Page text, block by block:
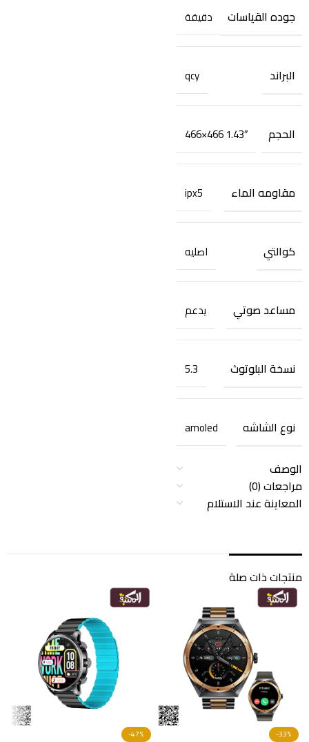
جوده القياسات دقيقة
البراند qcy
الحجم 1.43″ 466×466
مقاومه الماء ipx5
كوالتي اصليه
مساعد صوتي يدعم
نسخة البلوتوث 5.3
نوع الشاشه amoled
الوصف
مراجعات (0)
المعاينة عند الاستلام
منتجات ذات صلة
-33%
-47%